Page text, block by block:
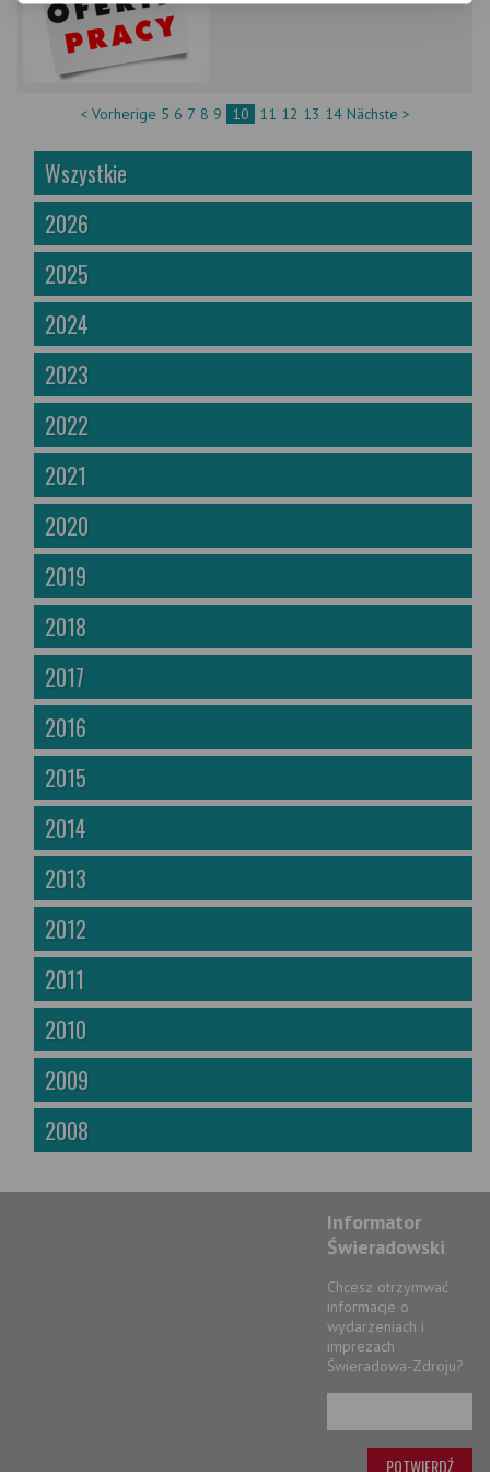
< Vorherige 5 6 7 8 9 10 11 12 13 14 Nächste >
Wszystkie
2026
2025
2024
2023
2022
2021
2020
2019
2018
2017
2016
2015
2014
2013
2012
2011
2010
2009
2008
Informator
Świeradowski
Chcesz otrzymwać
informacje o
wydarzeniach i
imprezach
Świeradowa-Zdroju?